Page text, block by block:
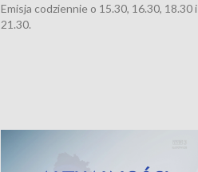
Emisja codziennie o 15.30, 16.30, 18.30 i
21.30.